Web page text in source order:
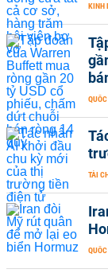
KINH
TÀI